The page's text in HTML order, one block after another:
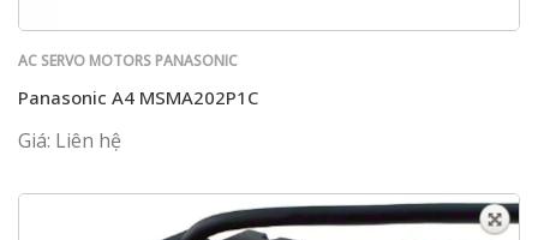
AC SERVO MOTORS PANASONIC
Panasonic A4 MSMA202P1C
Giá: Liên hệ